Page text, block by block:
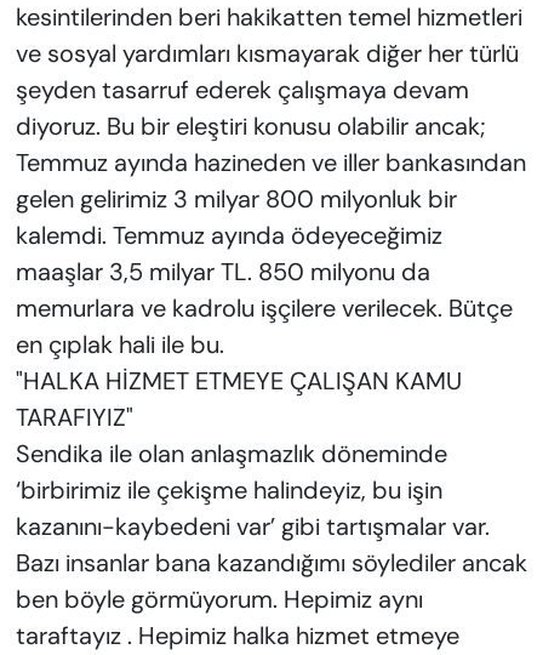
kesintilerinden beri hakikatten temel hizmetleri
ve sosyal yardımları kısmayarak diğer her türlü
şeyden tasarruf ederek çalışmaya devam
diyoruz. Bu bir eleştiri konusu olabilir ancak;
Temmuz ayında hazineden ve iller bankasından
gelen gelirimiz 3 milyar 800 milyonluk bir
kalemdi. Temmuz ayında ödeyeceğimiz
maaşlar 3,5 milyar TL. 850 milyonu da
memurlara ve kadrolu işçilere verilecek. Bütçe
en çıplak hali ile bu.
"HALKA HİZMET ETMEYE ÇALIŞAN KAMU
TARAFIYIZ"
Sendika ile olan anlaşmazlık döneminde
‘birbirimiz ile çekişme halindeyiz, bu işin
kazanını-kaybedeni var’ gibi tartışmalar var.
Bazı insanlar bana kazandığımı söylediler ancak
ben böyle görmüyorum. Hepimiz aynı
taraftayız . Hepimiz halka hizmet etmeye